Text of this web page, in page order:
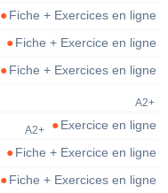
Fiche + Exercices en ligne
Fiche + Exercice en ligne
Fiche + Exercices en ligne
A2+
Exercice en ligne
A2+
Fiche + Exercice en ligne
Fiche + Exercices en ligne